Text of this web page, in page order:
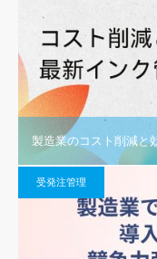
製造業のコスト削減と
受発注管理